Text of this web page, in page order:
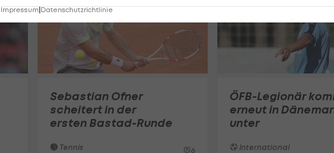
Sebastian Ofner
scheitert in der
ersten Bastad-Runde
Tennis 6
ÖFB-Legionär
erneut in
unter
International
Impressum|Datenschutzrichtlinie